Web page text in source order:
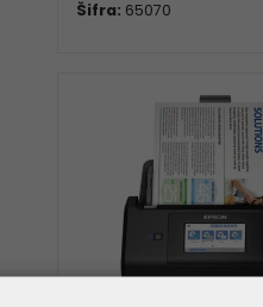
Šifra: 65070